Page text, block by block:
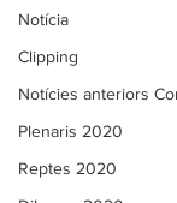
Notícia
Clipping
Notícies anteriors
Plenaris 2020
Reptes 2020